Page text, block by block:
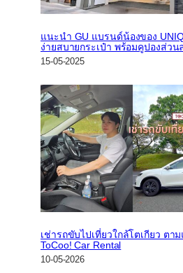
แนะนำ GU แบรนด์น้องของ
ง่ายสบายกระเป๋า พร้อมคูปองส่วน
15-05-2025
เช่ารถขับไปเที่ยวใกล้โตเกียว ต
ToCoo! Car Rental
10-05-2026